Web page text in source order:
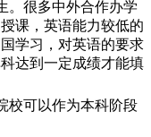
。很多中外合作办学
课，英语能力较低的
学习，对英语的要求
达到一定成绩才能填
校可以作为本科阶段